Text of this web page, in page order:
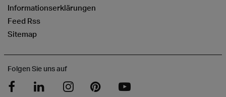
Informationserklärungen
Feed Rss
Sitemap
Folgen Sie uns auf